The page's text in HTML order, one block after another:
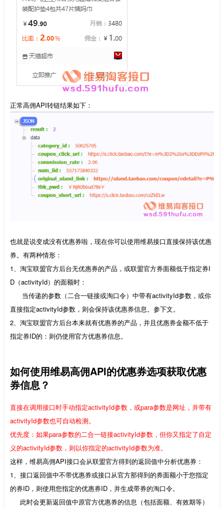
正常高佣API转链结果如下：
也就是说变成没有优惠券啦，现在你可以使用维易接口直接保持该优惠
券。有两种情形：
1、淘宝联盟官方后台无优惠券的产品，或联盟官方券面额低于指定券I
D（activityId）的面额时：
当传递的参数（二合一链接或淘口令）中带有activityId参数，或你
直接指定activityId参数，则会保持该优惠券信息。参下文。
2、淘宝联盟官方后台本来就有优惠券的产品，并且优惠券金额不低于
指定券ID的：则仍使用官方优惠券信息。
如何使用维易高佣API的优惠券选项获取优惠
券信息？
直接在调用接口时手动指定activityId参数，或para参数是网址，并带有
activityId参数也可自动检测。
优先度：如果para参数的二合一链接activityId参数，但你又指定了自定
义的activityId参数，则以你指定的activityId参数为准。
这样，维易高佣API接口会从联盟官方得到的返回值中分析优惠券：
1、接口返回值中不带优惠券或接口从官方那得到的券面额小于您指定
的券ID，则使用您指定的优惠券ID，并生成带券的淘口令。
此时会更新返回值中原官方优惠券的信息（包括面额、有效期等）